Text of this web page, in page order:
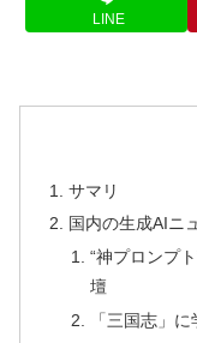
LINE
サマリ
国内の生成AIニ
“神プロンプ
壇
「三国志」